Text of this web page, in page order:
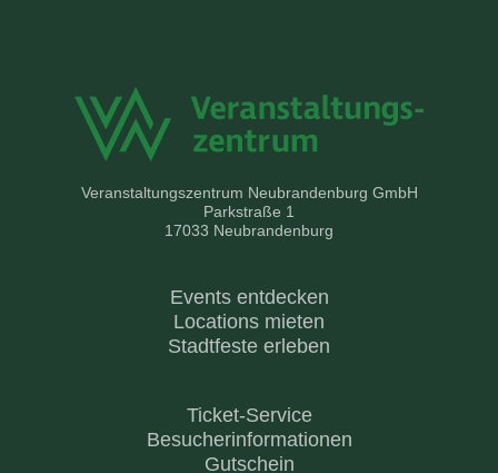
Veranstaltungszentrum Neubrandenburg GmbH
Parkstraße 1
17033 Neubrandenburg
Events entdecken
Locations mieten
Stadtfeste erleben
Ticket-Service
Besucherinformationen
Gutschein